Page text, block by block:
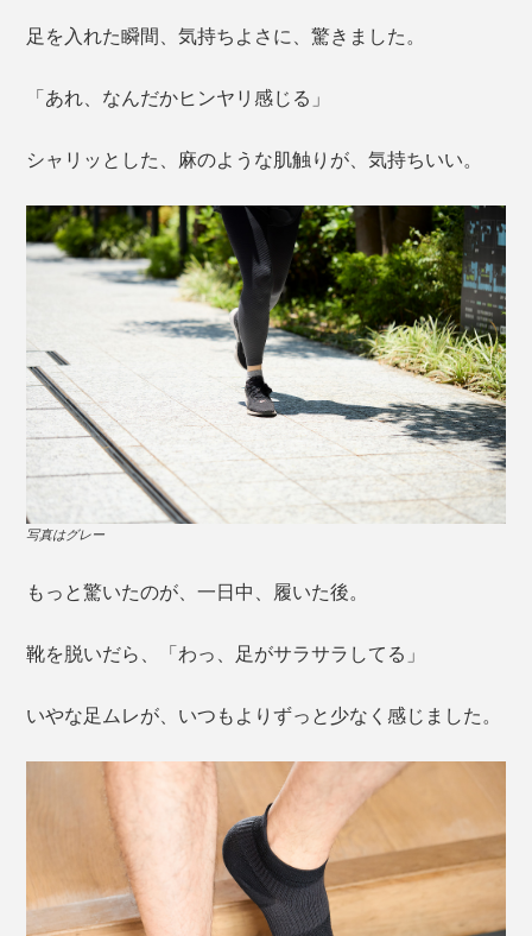
足を入れた瞬間、気持ちよさに、驚きました。
「あれ、なんだかヒンヤリ感じる」
シャリッとした、麻のような肌触りが、気持ちいい。
写真はグレー
もっと驚いたのが、一日中、履いた後。
靴を脱いだら、「わっ、足がサラサラしてる」
いやな足ムレが、いつもよりずっと少なく感じました。